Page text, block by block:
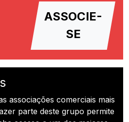
ASSOCIE-
SE
associações comerciais mais
parte deste grupo permite